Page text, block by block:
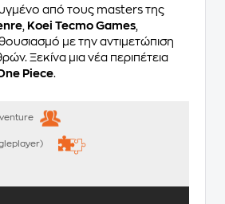
από τους masters της
Koei Tecmo Games
με την αντιμετώπιση
Ξεκίνα μια νέα περιπέτεια
Piece.